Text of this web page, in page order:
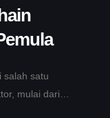
salah satu
mulai dari